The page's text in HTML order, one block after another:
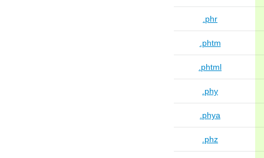
.phr
.phtm
.phtml
.phy
.phya
.phz